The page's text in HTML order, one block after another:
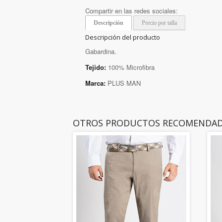
Compartir en las redes sociales:
Descripción Precio por talla
Descripción del producto
Gabardina.
Tejido: 100% Microfibra
Marca: PLUS MAN
OTROS PRODUCTOS